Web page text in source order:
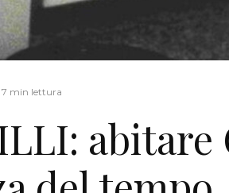
7 min lettura
abitare